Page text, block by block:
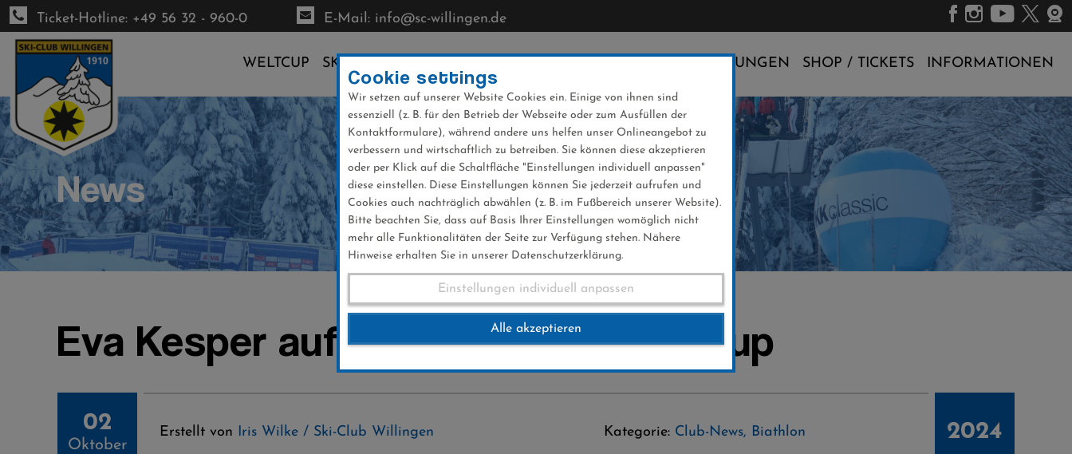
Direkt
zum
Inhalt
Ticket-Hotline: +49 56 32 - 960-0 E-Mail: info@sc-willingen.de
WELTCUP SKI-CLUB VERANSTALTUNGEN SHOP / TICKETS INFORMATIONEN
News
Eva Kesper auf Platz 3. beim RWS-Cup
02
Oktober
Erstellt von Iris Wilke / Ski-Club Willingen Kategorie: Club-News, Biathlon 2024
Cookie settings
Wir setzen auf unserer Website Cookies ein. Einige von ihnen sind
essenziell (z. B. für den Betrieb der Webseite oder zum Ausfüllen der
Kontaktformulare), während andere uns helfen unser Onlineangebot zu
verbessern und wirtschaftlich zu betreiben. Sie können diese akzeptieren
oder per Klick auf die Schaltfläche "Einstellungen individuell anpassen"
diese einstellen. Diese Einstellungen können Sie jederzeit aufrufen und
Cookies auch nachträglich abwählen (z. B. im Fußbereich unserer Website).
Bitte beachten Sie, dass auf Basis Ihrer Einstellungen womöglich nicht
mehr alle Funktionalitäten der Seite zur Verfügung stehen. Nähere
Hinweise erhalten Sie in unserer Datenschutzerklärung.
Einstellungen individuell anpassen
Alle akzeptieren